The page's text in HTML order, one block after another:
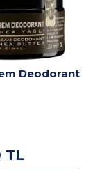
Deodorant
TL